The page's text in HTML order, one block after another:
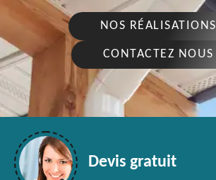
NOS RÉALISATIONS
CONTACTEZ NOUS
Devis gratuit